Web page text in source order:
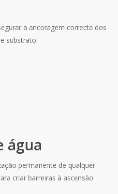
a ancoragem correcta dos
substrato.
água
permanente de qualquer
criar barreiras à ascensão